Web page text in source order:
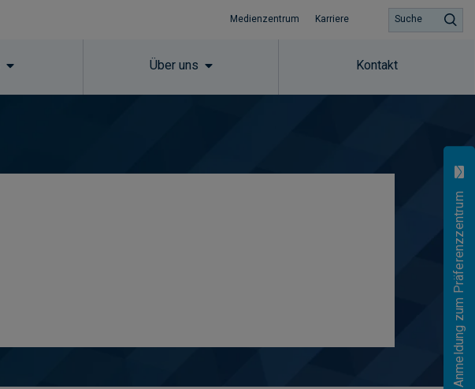
Medienzentrum Karriere
Über uns Kontakt
Suche
Anmeldung zum Präferenzzentrum